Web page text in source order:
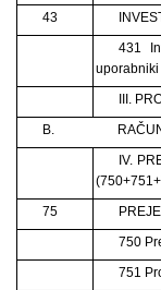
43
431
uporabniki
III.
B.
IV.
75
750
751